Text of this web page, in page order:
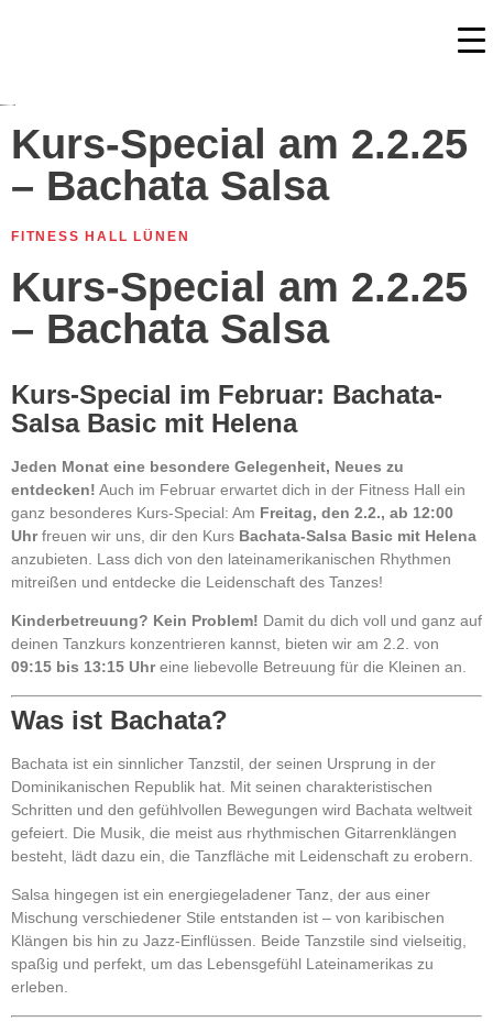
Kurs-Special am 2.2.25
– Bachata Salsa
FITNESS HALL LÜNEN
Kurs-Special am 2.2.25
– Bachata Salsa
Kurs-Special im Februar: Bachata-
Salsa Basic mit Helena
Jeden Monat eine besondere Gelegenheit, Neues zu
entdecken! Auch im Februar erwartet dich in der Fitness Hall ein
ganz besonderes Kurs-Special: Am Freitag, den 2.2., ab 12:00
Uhrfreuen wir uns, dir den Kurs Bachata-Salsa Basic mit Helena
anzubieten. Lass dich von den lateinamerikanischen Rhythmen
mitreißen und entdecke die Leidenschaft des Tanzes!
Kinderbetreuung? Kein Problem! Damit du dich voll und ganz auf
deinen Tanzkurs konzentrieren kannst, bieten wir am 2.2. von
09:15 bis 13:15 Uhreine liebevolle Betreuung für die Kleinen an.
Was ist Bachata?
Bachata ist ein sinnlicher Tanzstil, der seinen Ursprung in der
Dominikanischen Republik hat. Mit seinen charakteristischen
Schritten und den gefühlvollen Bewegungen wird Bachata weltweit
gefeiert. Die Musik, die meist aus rhythmischen Gitarrenklängen
besteht, lädt dazu ein, die Tanzfläche mit Leidenschaft zu erobern.
Salsa hingegen ist ein energiegeladener Tanz, der aus einer
Mischung verschiedener Stile entstanden ist – von karibischen
Klängen bis hin zu Jazz-Einflüssen. Beide Tanzstile sind vielseitig,
spaßig und perfekt, um das Lebensgefühl Lateinamerikas zu
erleben.